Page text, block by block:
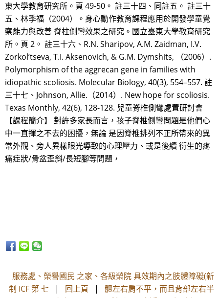
東大學教育研究所。頁 49-50。 註三十四、同註五。 註三十
五、林季福（2004）。身心動作教育課程應用於開發學童覺
察能力與改善 脊柱側彎效果之研究。國立臺東大學教育研究
所。頁 2。 註三十六、R.N. Sharipov, A.M. Zaidman, I.V.
Zorkol’tseva, T.I. Aksenovich, & G.M. Dymshits, （2006）.
Polymorphism of the aggrecan gene in families with
idiopathic scoliosis. Molecular Biology, 40(3), 554–557. 註
三十七、Johnson, Allie.（2014）. New hope for scoliosis.
Texas Monthly, 42(6), 128-128. 兒童脊椎側彎處置研討會
【課程簡介】 對許多家長而言，孩子脊椎側彎問題是他們心
中一直揮之不去的困擾，無論 是因脊椎排列不正所帶來的異
常外觀、旁人異樣眼光導致的心理壓力、或是後續 衍生的疼
痛症狀/骨盆歪斜/長短腳等問題，
服務處、榮譽國民 之家、各級榮院 具效期內之肢體障礙(新
制 ICF 第 七 | 回上頁 | 體左右肩不平，而且背部左右半